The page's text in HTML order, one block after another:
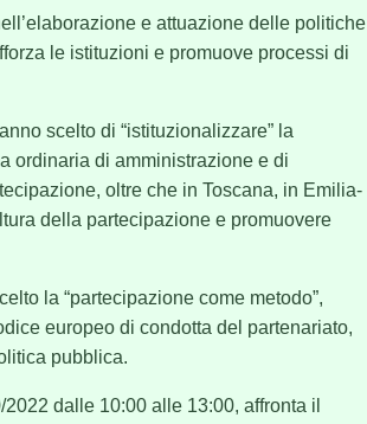
e attuazione delle politiche
le istituzioni e promuove processi di
scelto di “istituzionalizzare” la
ordinaria di amministrazione e di
oltre che in Toscana, in Emilia-
della partecipazione e promuovere
la “partecipazione come metodo”,
europeo di condotta del partenariato,
pubblica.
dalle 10:00 alle 13:00, affronta il